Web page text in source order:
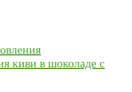
киви в шоколаде с